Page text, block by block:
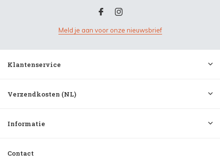
Meld je aan voor onze nieuwsbrief
Klantenservice
Verzendkosten (NL)
Informatie
Contact